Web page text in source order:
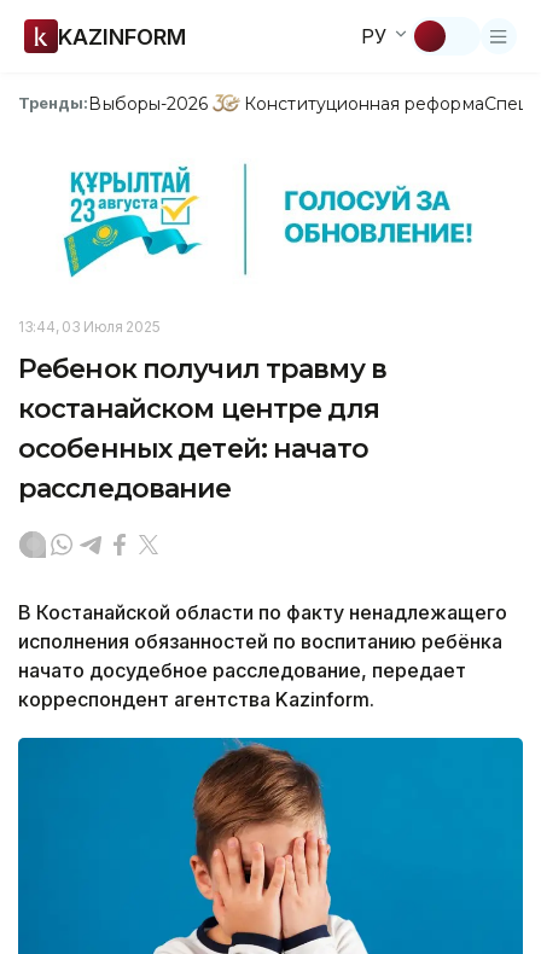
KAZINFORM РУ
Тренды:Выборы-2026 Конституционная реформа
13:44, 03 Июля 2025
Ребенок получил травму в
костанайском центре для
особенных детей: начато
расследование
В Костанайской области по факту ненадлежащего
исполнения обязанностей по воспитанию ребёнка
начато досудебное расследование, передает
корреспондент агентства Kazinform.